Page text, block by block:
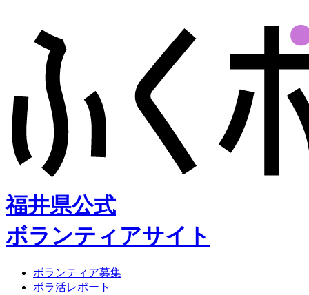
福井県公式
ボランティアサイト
ボランティア募集
ボラ活レポート